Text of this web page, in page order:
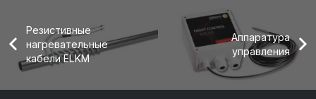
Резистивные
нагревательные
кабели ELKM
Аппаратура
управления